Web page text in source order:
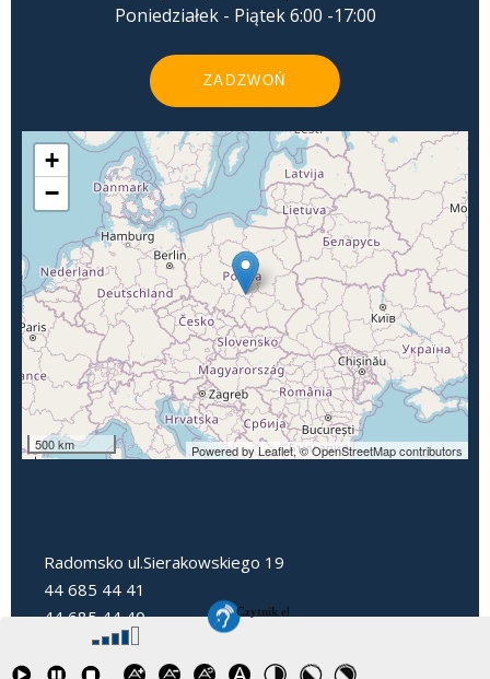
Poniedziałek - Piątek 6:00 -17:00
ZADZWOŃ
+
−
500 km Powered by Leaflet,© OpenStreetMap contributors
Radomsko ul.Sierakowskiego 19
44 685 44 41
44 685 44 40
dyrektorpp3@radomsko.pl